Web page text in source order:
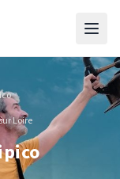
Loire